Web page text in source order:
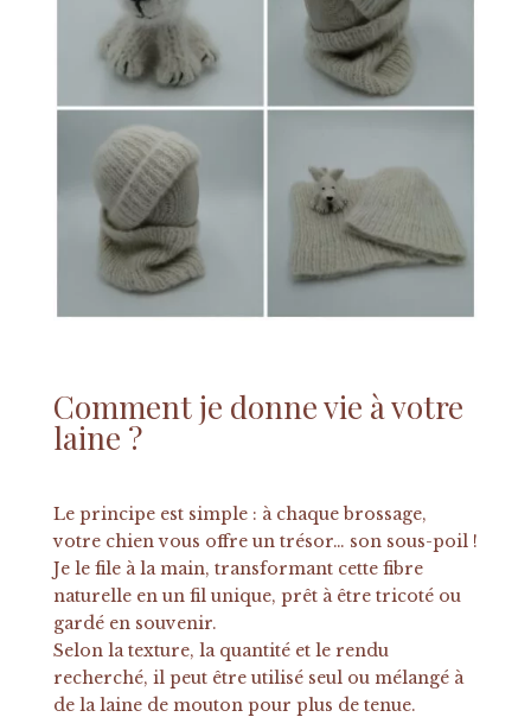
Comment je donne vie à votre
laine ?
Le principe est simple : à chaque brossage,
votre chien vous offre un trésor… son sous-poil !
Je le file à la main, transformant cette fibre
naturelle en un fil unique, prêt à être tricoté ou
gardé en souvenir.
Selon la texture, la quantité et le rendu
recherché, il peut être utilisé seul ou mélangé à
de la laine de mouton pour plus de tenue.